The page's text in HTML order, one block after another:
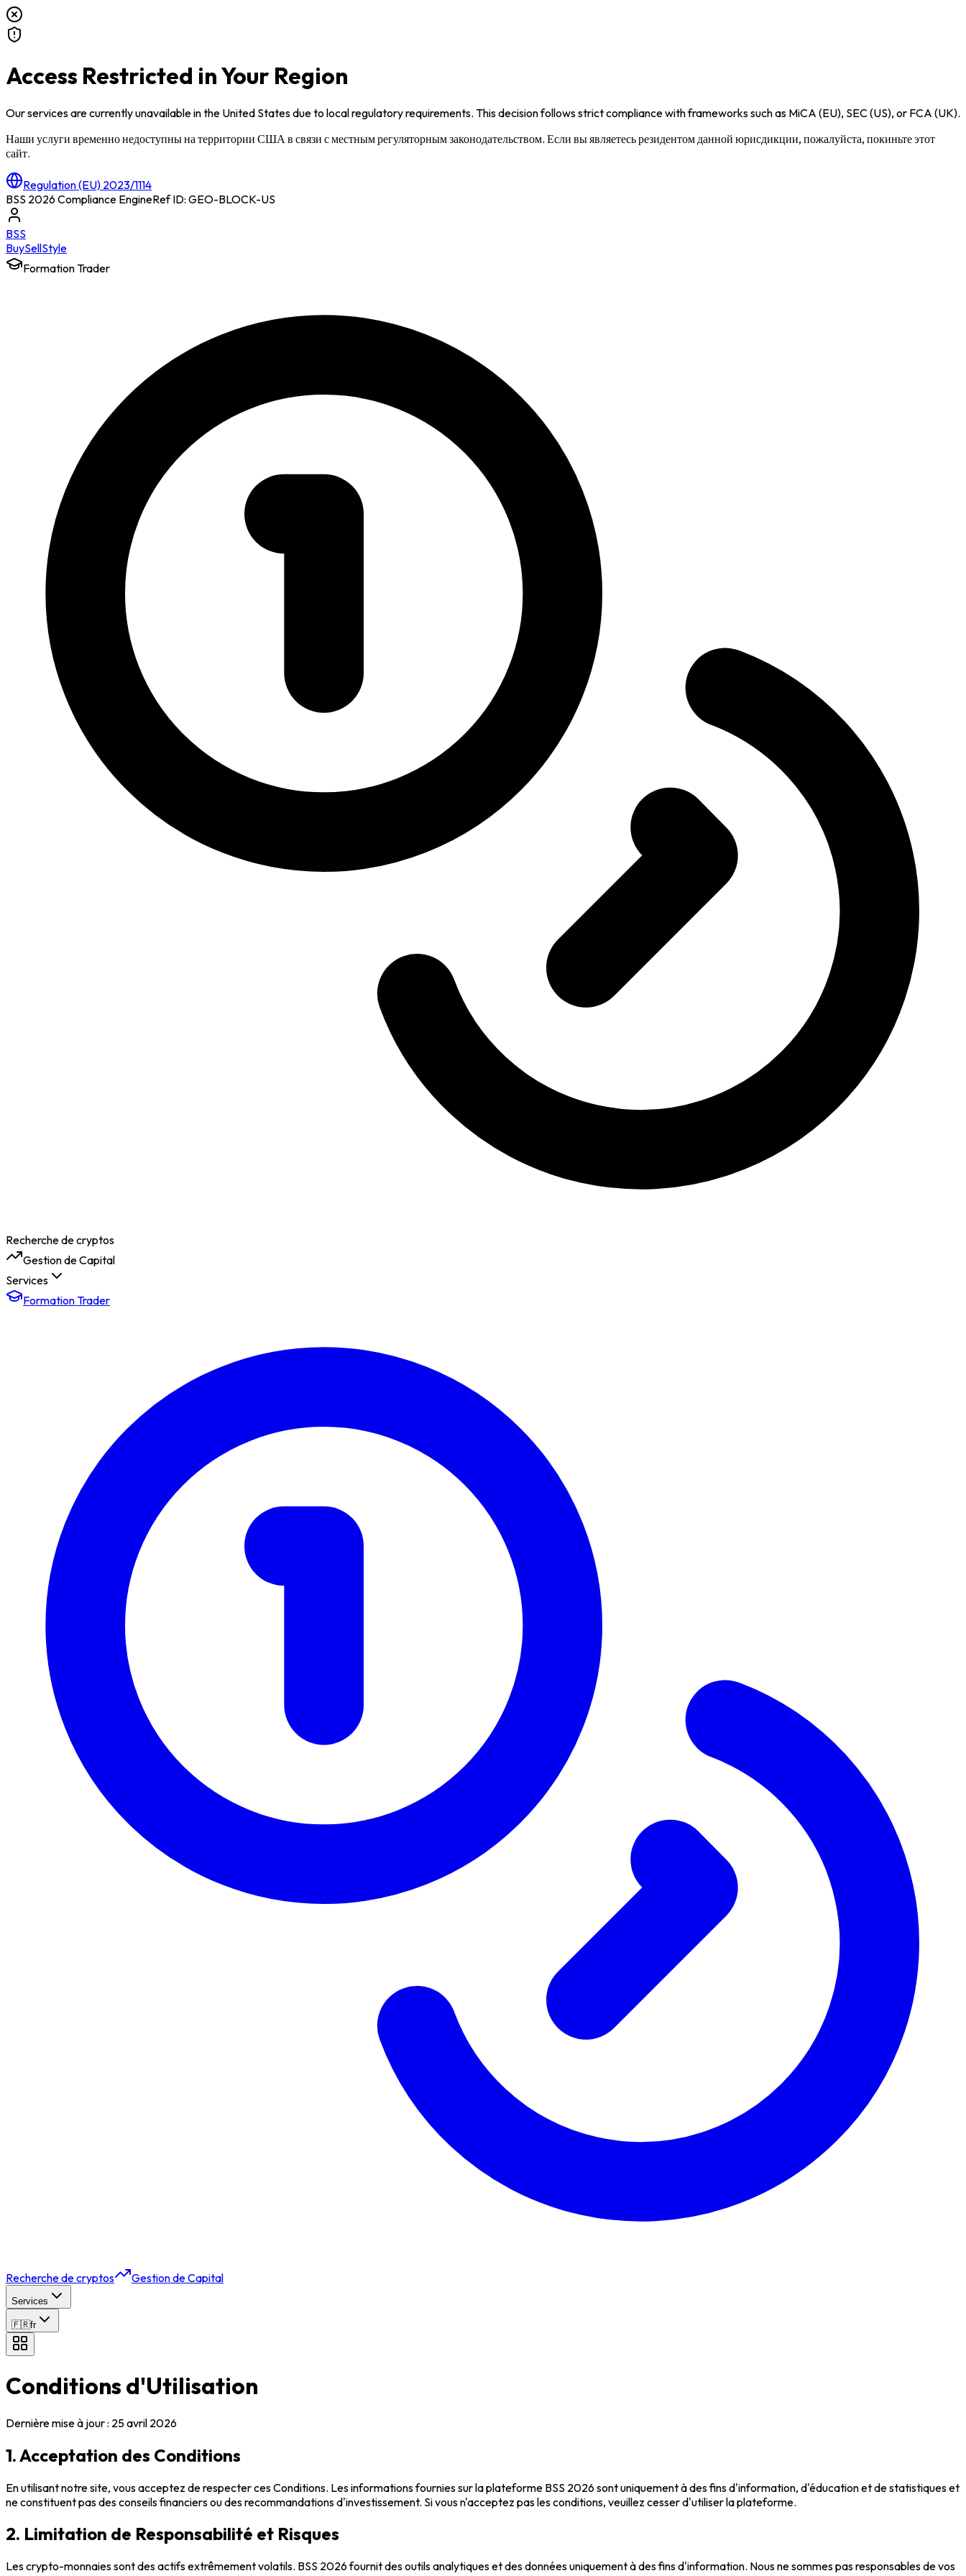
Access Restricted in Your Region
Our services are currently unavailable inthe United Statesdue to local regulatory requirements. This decision follows strict compliance with frameworks such as MiCA (EU), SEC (US), or FCA (UK).
Наши услуги временно недоступны на территории США в связи с местным регуляторным законодательством. Если вы являетесь резидентом данной юрисдикции, пожалуйста, покиньте этот
сайт.
Regulation (EU) 2023/1114
BSS 2026 Compliance EngineRef ID: GEO-BLOCK-US
BSS
BuySellStyle
Formation Trader
Recherche de cryptos
Gestion de Capital
Services
Formation Trader
Recherche de cryptos Gestion de Capital
Services
🇫🇷fr
Conditions d'Utilisation
Dernière mise à jour : 25 avril 2026
1. Acceptation des Conditions
En utilisant notre site, vous acceptez de respecter ces Conditions. Les informations fournies sur la plateforme BSS 2026 sont uniquement à des fins d'information, d'éducation et de statistiques et
ne constituent pas des conseils financiers ou des recommandations d'investissement. Si vous n'acceptez pas les conditions, veuillez cesser d'utiliser la plateforme.
2. Limitation de Responsabilité et Risques
Les crypto-monnaies sont des actifs extrêmement volatils. BSS 2026 fournit des outils analytiques et des données uniquement à des fins d'information. Nous ne sommes pas responsables de vos